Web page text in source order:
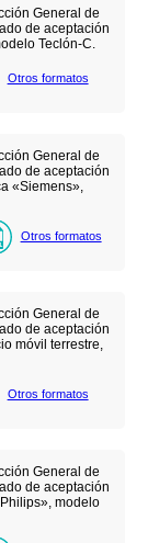
General de
de aceptación
Teclón-C.
Otros formatos
General de
de aceptación
«Siemens»,
Otros formatos
General de
de aceptación
móvil terrestre,
Otros formatos
General de
de aceptación
modelo